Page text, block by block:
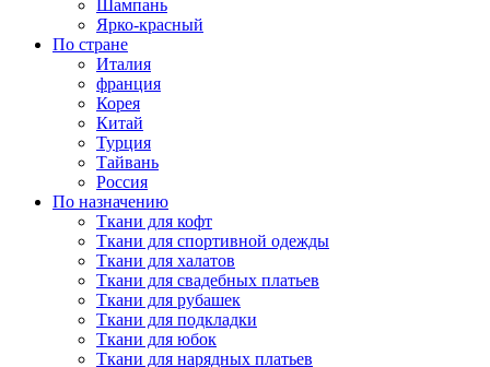
Шампань
Ярко-красный
По стране
Италия
франция
Корея
Китай
Турция
Тайвань
Россия
По назначению
Ткани для кофт
Ткани для спортивной одежды
Ткани для халатов
Ткани для свадебных платьев
Ткани для рубашек
Ткани для подкладки
Ткани для юбок
Ткани для нарядных платьев